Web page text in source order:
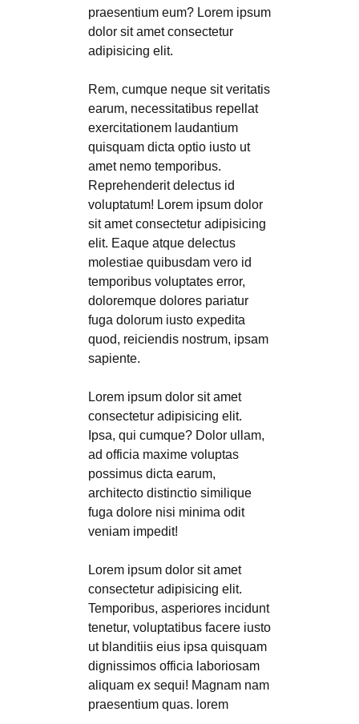
praesentium eum? Lorem ipsum
dolor sit amet consectetur
adipisicing elit.
Rem, cumque neque sit veritatis
earum, necessitatibus repellat
exercitationem laudantium
quisquam dicta optio iusto ut
amet nemo temporibus.
Reprehenderit delectus id
voluptatum! Lorem ipsum dolor
sit amet consectetur adipisicing
elit. Eaque atque delectus
molestiae quibusdam vero id
temporibus voluptates error,
doloremque dolores pariatur
fuga dolorum iusto expedita
quod, reiciendis nostrum, ipsam
sapiente.
Lorem ipsum dolor sit amet
consectetur adipisicing elit.
Ipsa, qui cumque? Dolor ullam,
ad officia maxime voluptas
possimus dicta earum,
architecto distinctio similique
fuga dolore nisi minima odit
veniam impedit!
Lorem ipsum dolor sit amet
consectetur adipisicing elit.
Temporibus, asperiores incidunt
tenetur, voluptatibus facere iusto
ut blanditiis eius ipsa quisquam
dignissimos officia laboriosam
aliquam ex sequi! Magnam nam
praesentium quas. lorem